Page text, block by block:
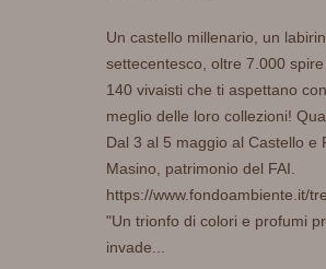
Un castello millenario, un
settecentesco, oltre 7.000
140 vivaisti che ti aspettano
meglio delle loro collezioni!
Dal 3 al 5 maggio al Castello e
Masino, patrimonio del FAI.
https://www.fondoambiente.it/
"Un trionfo di colori e profumi
invade...